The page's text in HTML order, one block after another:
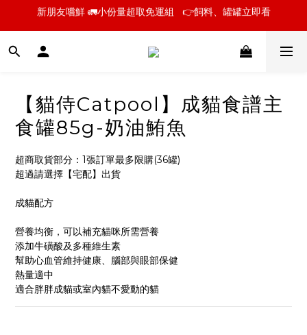
📣【貓侍聲明】近期油品事件安心說明
📣【貓侍聲明】近期油品事件安心說明
新朋友嚐鮮 🚛小份量超取免運組   👉飼料、罐罐立即看
【貓侍Catpool】成貓食譜主
食罐85g-奶油鮪魚
超商取貨部分：1張訂單最多限購(36罐)
超過請選擇【宅配】出貨
成貓配方
營養均衡，可以補充貓咪所需營養
添加牛磺酸及多種維生素
幫助心血管維持健康、腦部與眼部保健
熱量適中
適合胖胖成貓或室內貓不愛動的貓